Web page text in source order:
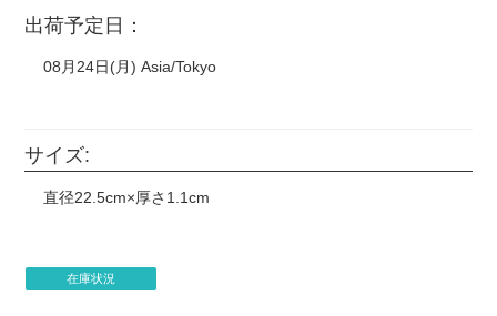
出荷予定日：
08月24日(月) Asia/Tokyo
サイズ:
直径22.5cm×厚さ1.1cm
在庫状況